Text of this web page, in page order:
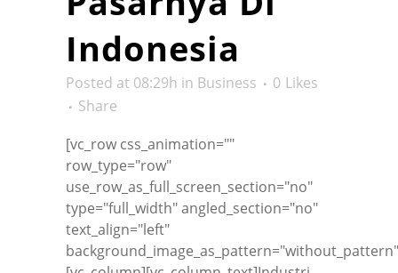
Indonesia
Posted at 08:29h in Business 0 Likes
Share
[vc_row css_animation=""
row_type="row"
use_row_as_full_screen_section="no"
type="full_width" angled_section="no"
text_align="left"